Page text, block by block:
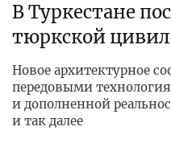
В Туркестане
тюркской
Новое архитектурное
передовыми
и дополненной
и так далее